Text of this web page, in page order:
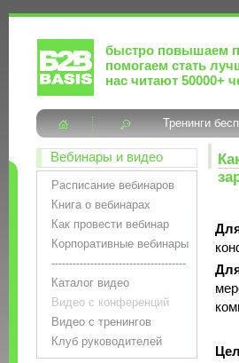
быстро повышаем
помогаем стать
нас читают 50000+
Тренинги
Вебинары и видео
Расписание вебинаров
Книга о вебинарах
Как провести вебинар
Корпоративные вебинары
--------------------------------------
Каталог видео
Видео с конференций
Видео с тренингов
Клуб руководителей